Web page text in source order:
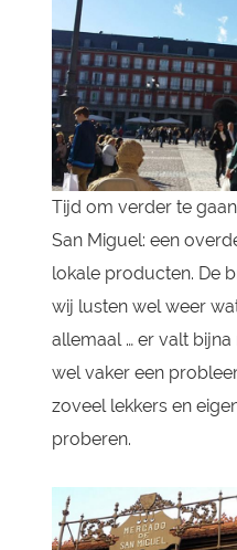
Tijd om verder te
San Miguel: een
lokale producten. De
wij lusten wel weer
allemaal … er valt bijna
wel vaker een
zoveel lekkers en
proberen.